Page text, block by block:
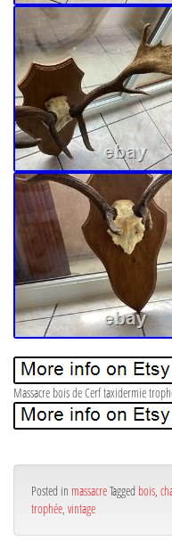
Massacre bois de Cerf taxidermie
Posted in massacreTagged bois
trophée vintage